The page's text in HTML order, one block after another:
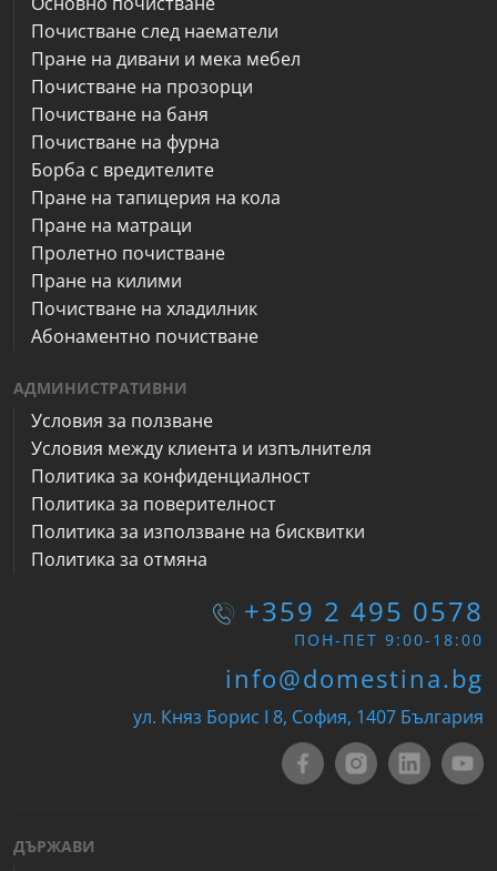
Почистване след наематели
Пране на дивани и мека мебел
Почистване на прозорци
Почистване на баня
Почистване на фурна
Борба с вредителите
Пране на тапицерия на кола
Пране на матраци
Пролетно почистване
Пране на килими
Почистване на хладилник
Абонаментно почистване
АДМИНИСТРАТИВНИ
Условия за ползване
Условия между клиента и изпълнителя
Политика за конфиденциалност
Политика за поверителност
Политика за използване на бисквитки
Политика за отмяна
+359 2 495 0578
ПОН-ПЕТ 9:00-18:00
info@domestina.bg
ул. Княз Борис I 8, София, 1407 България
ДЪРЖАВИ